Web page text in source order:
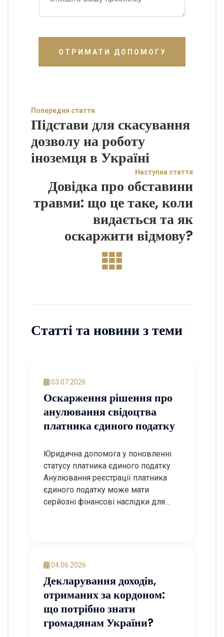
ОТРИМАТИ ДОПОМОГУ
Попередня стаття
Підстави для скасування
дозволу на роботу
іноземця в Україні
Наступна стаття
Довідка про обставини
травми: що це таке, коли
видається та як
оскаржити відмову?
Статті та новини з теми
03.07.2026
Оскарження рішення про
анулювання свідоцтва
платника єдиного податку
Юридична допомога у поновленні
статусу платника єдиного податку
Анулювання реєстрації платника
єдиного податку може мати
серйозні фінансові наслідки для
оподаткування, що часто
податкового навантаження,
необхідності сплати додаткових
податків та ускладнення ведення
господарської діяльності. Якщо
04.06.2026
Декларування доходів,
отриманих за кордоном:
що потрібно знати
громадянам України?